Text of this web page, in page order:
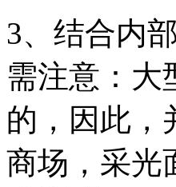
3、结合内
需注意：大
的，因此，
商场，采光